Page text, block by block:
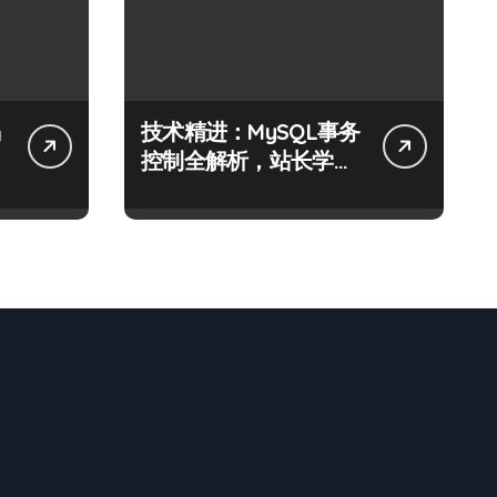
技术精进：MySQL事务
控制全解析，站长学院